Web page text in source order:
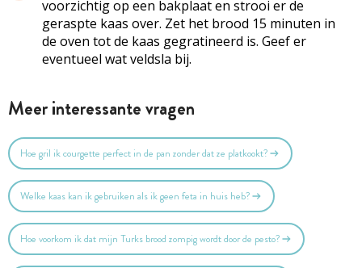
voorzichtig op een bakplaat en strooi er de
geraspte kaas over. Zet het brood 15 minuten in
de oven tot de kaas gegratineerd is. Geef er
eventueel wat veldsla bij.
Meer interessante vragen
Hoe gril ik courgette perfect in de pan zonder dat ze platkookt?
Welke kaas kan ik gebruiken als ik geen feta in huis heb?
Hoe voorkom ik dat mijn Turks brood zompig wordt door de pesto?